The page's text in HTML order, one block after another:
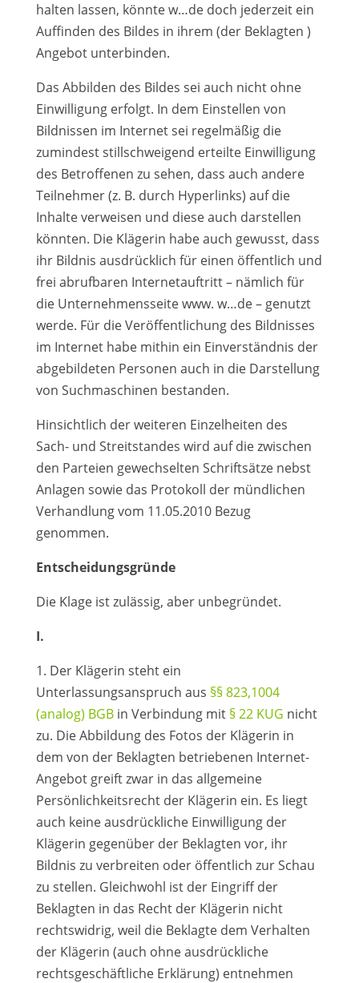
halten lassen, könnte w…de doch jederzeit ein
Auffinden des Bildes in ihrem (der Beklagten )
Angebot unterbinden.
Das Abbilden des Bildes sei auch nicht ohne
Einwilligung erfolgt. In dem Einstellen von
Bildnissen im Internet sei regelmäßig die
zumindest stillschweigend erteilte Einwilligung
des Betroffenen zu sehen, dass auch andere
Teilnehmer (z. B. durch Hyperlinks) auf die
Inhalte verweisen und diese auch darstellen
könnten. Die Klägerin habe auch gewusst, dass
ihr Bildnis ausdrücklich für einen öffentlich und
frei abrufbaren Internetauftritt – nämlich für
die Unternehmensseite www. w…de – genutzt
werde. Für die Veröffentlichung des Bildnisses
im Internet habe mithin ein Einverständnis der
abgebildeten Personen auch in die Darstellung
von Suchmaschinen bestanden.
Hinsichtlich der weiteren Einzelheiten des
Sach- und Streitstandes wird auf die zwischen
den Parteien gewechselten Schriftsätze nebst
Anlagen sowie das Protokoll der mündlichen
Verhandlung vom 11.05.2010 Bezug
genommen.
Entscheidungsgründe
Die Klage ist zulässig, aber unbegründet.
I.
1. Der Klägerin steht ein
Unterlassungsanspruch aus §§ 823,1004
(analog) BGBin Verbindung mit § 22 KUG nicht
zu. Die Abbildung des Fotos der Klägerin in
dem von der Beklagten betriebenen Internet-
Angebot greift zwar in das allgemeine
Persönlichkeitsrecht der Klägerin ein. Es liegt
auch keine ausdrückliche Einwilligung der
Klägerin gegenüber der Beklagten vor, ihr
Bildnis zu verbreiten oder öffentlich zur Schau
zu stellen. Gleichwohl ist der Eingriff der
Beklagten in das Recht der Klägerin nicht
rechtswidrig, weil die Beklagte dem Verhalten
der Klägerin (auch ohne ausdrückliche
rechtsgeschäftliche Erklärung) entnehmen